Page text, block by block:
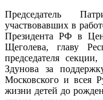
Председатель
участвовавших в
Президента РФ в
Щеголева, главу
председателя
Здунова за
Московского и всея
жизни детей до